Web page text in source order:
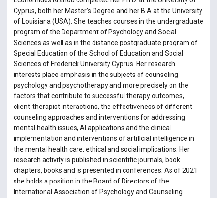
Cyprus, both her Master’s Degree and her B.A at the University
of Louisiana (USA). She teaches courses in the undergraduate
program of the Department of Psychology and Social
Sciences as well as in the distance postgraduate program of
Special Education of the School of Education and Social
Sciences of Frederick University Cyprus. Her research
interests place emphasis in the subjects of counseling
psychology and psychotherapy and more precisely on the
factors that contribute to successful therapy outcomes,
client-therapist interactions, the effectiveness of different
counseling approaches and interventions for addressing
mental health issues, AI applications and the clinical
implementation and interventions of artificial intelligence in
the mental health care, ethical and social implications. Her
research activity is published in scientific journals, book
chapters, books and is presented in conferences. As of 2021
she holds a position in the Board of Directors of the
International Association of Psychology and Counseling